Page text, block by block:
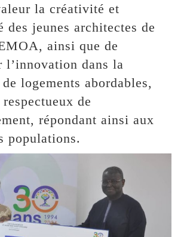
la créativité et
des jeunes architectes de
ainsi que de
l’innovation dans la
logements abordables,
de
répondant ainsi aux
populations.